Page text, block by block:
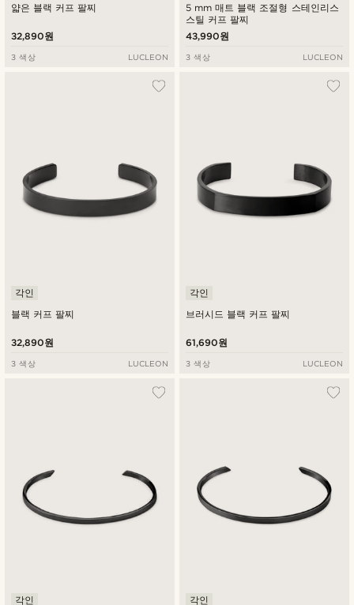
얇은 블랙 커프 팔찌
32,890원
3 색상 LUCLEON
5 mm 매트 블랙 조절형 스테인리스
스틸 커프 팔찌
43,990원
3 색상 LUCLEON
블랙 커프 팔찌
각인
32,890원
3 색상 LUCLEON
브러시드 블랙 커프 팔찌
각인
61,690원
3 색상 LUCLEON
각인 각인